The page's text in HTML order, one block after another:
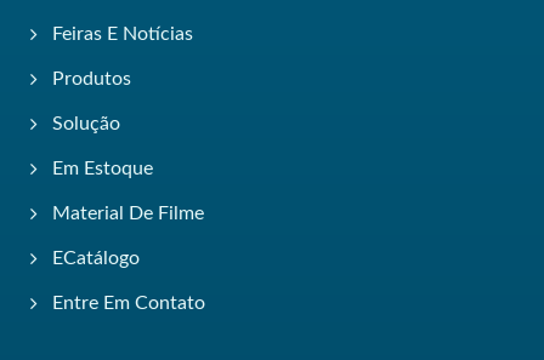
Feiras E Notícias
Produtos
Solução
Em Estoque
Material De Filme
ECatálogo
Entre Em Contato